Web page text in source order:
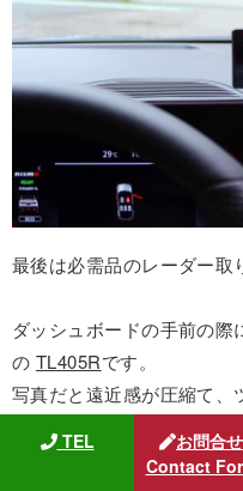
最後は必需品のレーダー取
ダッシュボードの手前の
の TL405Rです。
写真だと遠近感が圧縮て、
て距離があるため、音の邪
TEL
お問合せ
Contact